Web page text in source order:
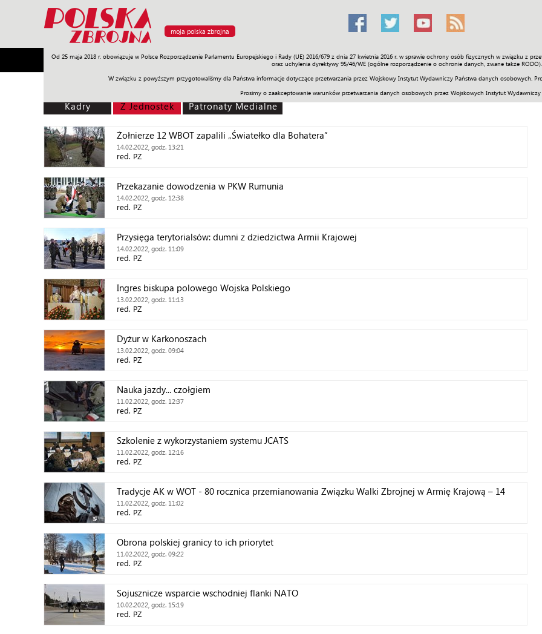
moja polska zbrojna
Od 25 maja 2018 r. obowiązuje w Polsce Rozporządzenie Parlamentu Europejskiego i Rady (UE) 2016/679 z dnia 27 kwietnia 2016 r. w sprawie ochrony osób fizycznych w związku z
oraz uchylenia dyrektywy 95/46/WE (ogólne rozporządzenie o ochronie danych, zwane także RODO).
W związku z powyższym przygotowaliśmy dla Państwa informacje dotyczące przetwarzania przez Wojskowy Instytut Wydawniczy Państwa danych osobowych.
Prosimy o zaakceptowanie warunków przetwarzania danych osobowych przez Wojskowych Instytut Wydawniczy
Armia Poligon Sprzęt Misje Polityka Prawo Świat Społeczność Sport Historia Galerie Wideo
Kadry Z Jednostek Patronaty Medialne
Żołnierze 12 WBOT zapalili „Światełko dla Bohatera”
14.02.2022, godz. 13:21
red. PZ
Przekazanie dowodzenia w PKW Rumunia
14.02.2022, godz. 12:38
red. PZ
Przysięga terytorialsów: dumni z dziedzictwa Armii Krajowej
14.02.2022, godz. 11:09
red. PZ
Ingres biskupa polowego Wojska Polskiego
13.02.2022, godz. 11:13
red. PZ
Dyżur w Karkonoszach
13.02.2022, godz. 09:04
red. PZ
Nauka jazdy... czołgiem
11.02.2022, godz. 12:37
red. PZ
Szkolenie z wykorzystaniem systemu JCATS
11.02.2022, godz. 12:16
red. PZ
Tradycje AK w WOT - 80 rocznica przemianowania Związku Walki Zbrojnej w Armię Krajową – 14
lutego 1942
11.02.2022, godz. 11:02
red. PZ
Obrona polskiej granicy to ich priorytet
11.02.2022, godz. 09:22
red. PZ
Sojusznicze wsparcie wschodniej flanki NATO
10.02.2022, godz. 15:19
red. PZ